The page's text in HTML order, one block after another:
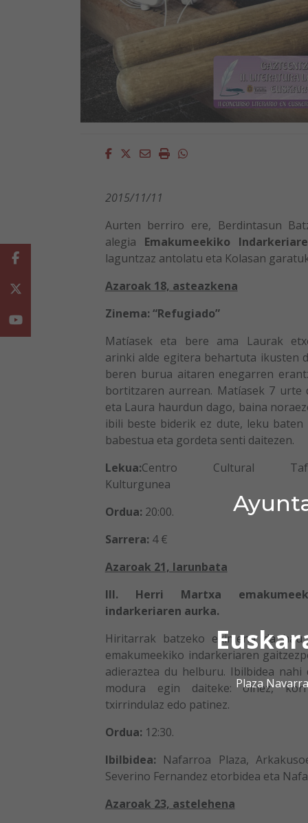
Plaza
Facebook
Twitter
EmailImprimirWhatsapp
2015/11/11
Aurten berriro ere, Berdintasun
alegia Emakumeekiko
laguntzaz antolatu eta Kolasan
Azaroak 18, asteazkena
Zinema: “Refugiado”
Matíasek eta bere ama Laurak
arinki alde egitera behartuta ikusten
beren burua aitaren enegarren
bortitzaren aurrean. Matíasek 7 urte
eta Laura haurdun dago, baina
ibili beste biderik ez dute, leku baten
babestua eta gordeta senti daitezen.
Lekua:Centro Cultural
Kulturgunea
Ordua: 20:00.
Sarrera: 4 €
Azaroak 21, larunbata
III. Herri Martxa
indarkeriaren aurka.
Hiritarrak batzeko ekimena da hau
emakumeekiko indarkeriaren
adieraztea du helburu. Ibilbidea nahi
modura egin daiteke: oinez,
txirrindulaz edo patinez.
Ordua: 12:30.
Ibilbidea: Nafarroa Plaza,
Severino Fernandez etorbidea eta
Azaroak 23, astelehena
Facebook
Youtube